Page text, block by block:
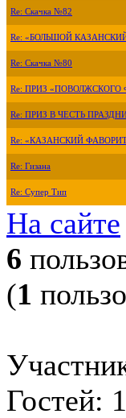
Re: Скачка №82
Re: «БОЛЬШОЙ
Re: Скачка №80
Re: ПРИЗ
Re: ПРИЗ В ЧЕСТЬ
Re: «КАЗАНСКИЙ
Re: Гизана
Re: Супер Тип
На сайте
6
(1
Гостей: 1